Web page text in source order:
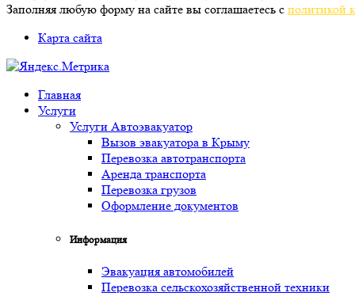
Заполняя любую форму на сайте вы соглашаетесь с политикой
Карта сайта
Главная
Услуги
Услуги Автоэвакуатор
Вызов эвакуатора в Крыму
Перевозка автотранспорта
Аренда транспорта
Перевозка грузов
Оформление документов
Информация
Эвакуация автомобилей
Перевозка сельскохозяйственной техники